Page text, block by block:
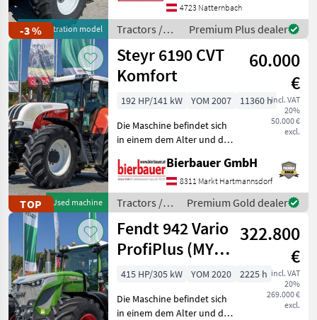
-3 %
demonstration model
Sensing - 4 DW Steuergeräte
am Heck (2 elektrisch, 2
mechan
4723 Natternbach
Tractors /
Massey
Ferguson
Premium Plus dealer
TOP Used machine
Steyr 6190 CVT
Komfort
60.000
€
incl. VAT
20%
50.000 €
excl.
192 HP/141 kW YOM 2007
11360 h
Die Maschine befindet sich
in einem dem Alter und der
Zustand und kann nach
telefonischer Vereinbarung
gerne vor Ort besichtigt
und geprüft we
Bierbauer GmbH
8311 Markt Hartmannsdorf
Tractors /
Steyr
Premium Gold dealer
Fendt 942 Vario
ProfiPlus (MY
2020)
322.800
€
incl. VAT
20%
269.000 €
excl.
415 HP/305 kW YOM 2020
2225 h
Die Maschine befindet sich
in einem dem Alter und der